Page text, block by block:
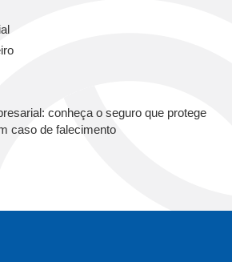
conheça o seguro que protege
caso de falecimento